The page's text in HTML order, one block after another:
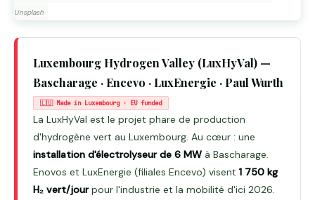
Unsplash
Luxembourg Hydrogen Valley (LuxHyVal) —
Bascharage · Encevo · LuxEnergie · Paul Wurth
🇱🇺 Made in Luxembourg · EU funded
La LuxHyVal est le projet phare de production
d'hydrogène vert au Luxembourg. Au cœur : une
installation d'électrolyseur de 6 MW à Bascharage.
Enovos et LuxEnergie (filiales Encevo) visent1 750 kg
H₂ vert/jourpour l'industrie et la mobilité d'ici 2026.